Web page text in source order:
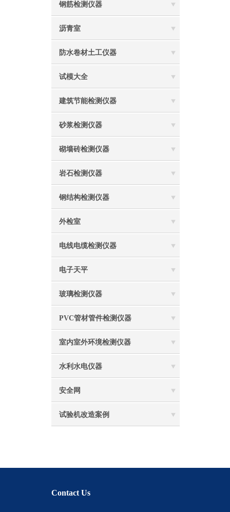
钢筋检测仪器
沥青室
防水卷材土工仪器
试模大全
建筑节能检测仪器
砂浆检测仪器
砌墙砖检测仪器
岩石检测仪器
钢结构检测仪器
外检室
电线电缆检测仪器
电子天平
玻璃检测仪器
PVC管材管件检测仪器
室内室外环境检测仪器
水利水电仪器
安全网
试验机改造案例
Contact Us